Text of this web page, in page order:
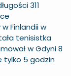
311
Finlandii w
tenisistka
w Gdyni 8
tylko 5 godzin